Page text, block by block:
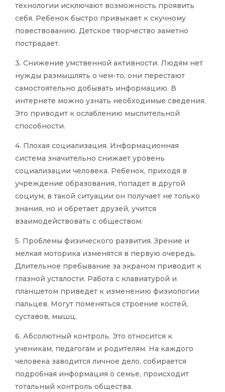
технологии исключают возможность проявить
себя. Ребенок быстро привыкает к скучному
повествованию. Детское творчество заметно
пострадает.
3. Снижение умственной активности. Людям нет
нужды размышлять о чем-то, они перестают
самостоятельно добывать информацию. В
интернете можно узнать необходимые сведения.
Это приводит к ослаблению мыслительной
способности.
4. Плохая социализация. Информационная
система значительно снижает уровень
социализации человека. Ребенок, приходя в
учреждение образования, попадет в другой
социум, в такой ситуации он получает не только
знания, но и обретает друзей, учится
взаимодействовать с обществом.
5. Проблемы физического развития. Зрение и
мелкая моторика изменятся в первую очередь.
Длительное пребывание за экраном приводит к
глазной усталости. Работа с клавиатурой и
планшетом приведет к изменению физиологии
пальцев. Могут поменяться строение костей,
суставов, мышц.
6. Абсолютный контроль. Это относится к
ученикам, педагогам и родителям. На каждого
человека заводится личное дело, собирается
подробная информация о семье, происходит
тотальный контроль общества.